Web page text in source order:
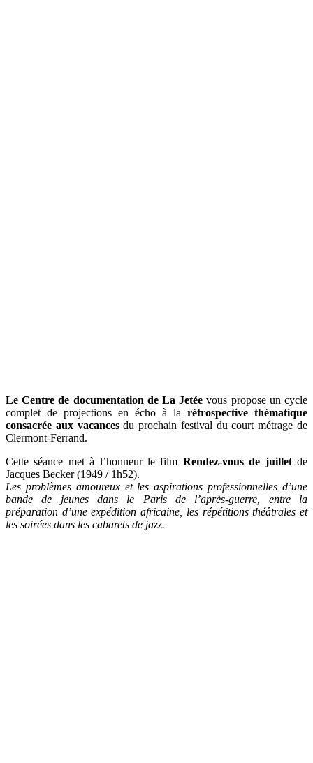
Le Centre de documentation de La Jetée vous propose un cycle
complet de projections en écho à la rétrospective thématique
consacrée aux vacancesdu prochain festival du court métrage de
Clermont-Ferrand.
Cette séance met à l’honneur le film Rendez-vous de juillet de
Jacques Becker(1949 / 1h52).
Les problèmes amoureux et les aspirations professionnelles d’une
bande de jeunes dans le Paris de l’après-guerre, entre la
préparation d’une expédition africaine, les répétitions théâtrales et
les soirées dans les cabarets de jazz.